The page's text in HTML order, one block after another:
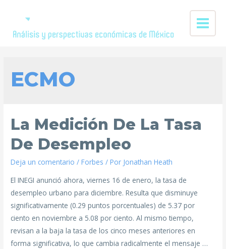
ECMO
La Medición De La Tasa
De Desempleo
Deja un comentario /Forbes / Por Jonathan Heath
El INEGI anunció ahora, viernes 16 de enero, la tasa de
desempleo urbano para diciembre. Resulta que disminuye
significativamente (0.29 puntos porcentuales) de 5.37 por
ciento en noviembre a 5.08 por ciento. Al mismo tiempo,
revisan a la baja la tasa de los cinco meses anteriores en
forma significativa, lo que cambia radicalmente el mensaje …